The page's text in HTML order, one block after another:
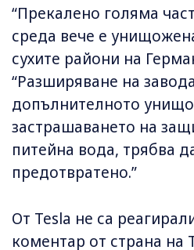
“Прекалено голяма
среда вече е
сухите райони на
“Разширяване на
допълнителното
застрашаването на
питейна вода, трябва
предотвратено.”
От Tesla не са
коментар от страна на